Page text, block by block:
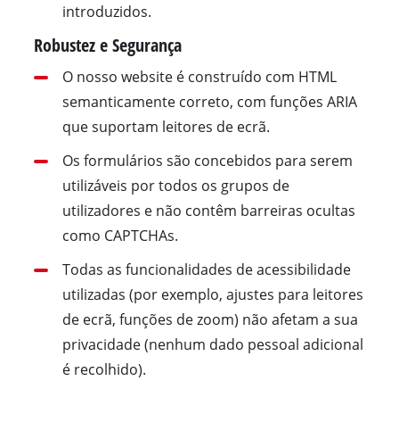
introduzidos.
Robustez e Segurança
O nosso website é construído com HTML
semanticamente correto, com funções ARIA
que suportam leitores de ecrã.
Os formulários são concebidos para serem
utilizáveis por todos os grupos de
utilizadores e não contêm barreiras ocultas
como CAPTCHAs.
Todas as funcionalidades de acessibilidade
utilizadas (por exemplo, ajustes para leitores
de ecrã, funções de zoom) não afetam a sua
privacidade (nenhum dado pessoal adicional
é recolhido).